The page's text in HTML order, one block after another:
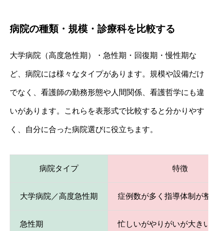
病院の種類・規模・診療科を比較する
大学病院（高度急性期）・急性期・回復期・慢性期な
ど、病院には様々なタイプがあります。規模や設備だけ
でなく、看護師の勤務形態や人間関係、看護哲学にも違
いがあります。これらを表形式で比較すると分かりやす
く、自分に合った病院選びに役立ちます。
病院タイプ 特徴
大学病院／高度急性期 症例数が多く指導体制が整
急性期 忙しいがやりがいが大きい